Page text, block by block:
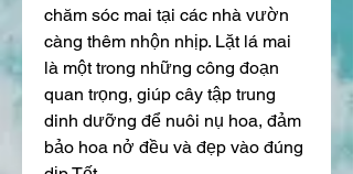
chăm sóc mai tại các nhà vườn
càng thêm nhộn nhịp. Lặt lá mai
là một trong những công đoạn
quan trọng, giúp cây tập trung
dinh dưỡng để nuôi nụ hoa, đảm
bảo hoa nở đều và đẹp vào đúng